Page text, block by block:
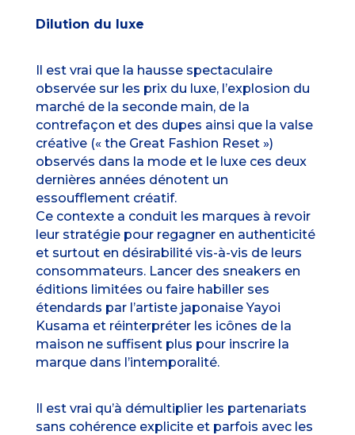
Dilution du luxe
Il est vrai que la hausse spectaculaire
observée sur les prix du luxe, l’explosion du
marché de la seconde main, de la
contrefaçon et des dupes ainsi que la valse
créative (« the Great Fashion Reset »)
observés dans la mode et le luxe ces deux
dernières années dénotent un
essoufflement créatif.
Ce contexte a conduit les marques à revoir
leur stratégie pour regagner en authenticité
et surtout en désirabilité vis-à-vis de leurs
consommateurs. Lancer des sneakers en
éditions limitées ou faire habiller ses
étendards par l’artiste japonaise Yayoi
Kusama et réinterpréter les icônes de la
maison ne suffisent plus pour inscrire la
marque dans l’intemporalité.
Il est vrai qu’à démultiplier les partenariats
sans cohérence explicite et parfois avec les